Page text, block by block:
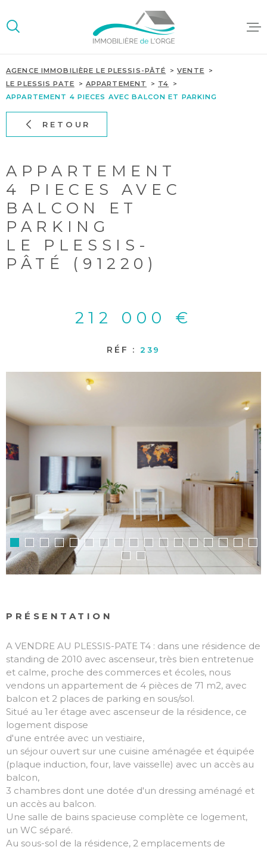
la
au
menu
au
contenu
ACCUEIL
ACHETER/
AGENCE IMMOBILIÈRE LE PLESSIS-PÂTÉ
VENTE
LE PLESSIS PATE
APPARTEMENT
T4
APPARTEMENT 4 PIECES AVEC BALCON ET PARKING
RETOUR
APPARTEMENT
4 PIECES AVEC
BALCON ET
PARKING
LE PLESSIS-
PÂTÉ (91220)
212 000 €
RÉF : 239
PRÉSENTATION
A VENDRE AU PLESSIS-PATE T4 : dans une résidence de
standing de 2010 avec ascenseur, très bien entretenue
et calme, proche des commerces et écoles, nous
vendons un appartement de 4 pièces de 71 m2, avec
balcon et 2 places de parking en sous/sol.
Situé au 1er étage avec ascenseur de la résidence, ce
logement dispose
d'une entrée avec un vestiaire,
un séjour ouvert sur une cuisine aménagée et équipée
(plaque induction, four, lave vaisselle) avec un accès au
balcon,
3 chambres dont une dotée d'un dressing aménagé et
un accès au balcon.
Une salle de bains spacieuse complète ce logement,
un WC séparé.
Au sous-sol de la résidence, 2 emplacements de